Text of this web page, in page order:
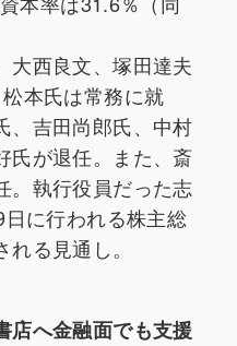
大西良文、塚田達夫
本氏は常務に就
、吉田尚郎氏、中村
氏が退任。また、斎
。執行役員だった志
に行われる株主総
る見通し。
店へ金融面でも支援